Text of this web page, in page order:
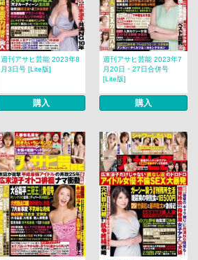
週刊アサヒ芸能 2023年8
月3日号 [Lite版]
購入
週刊アサヒ芸能 2023年7
月20日・27日合併号
[Lite版]
購入